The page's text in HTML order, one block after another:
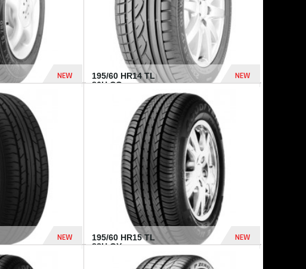
NEW
195/60 HR14 TL
86H CO...
NEW
790 Dhs
NEW
195/60 HR15 TL
88H GY...
NEW